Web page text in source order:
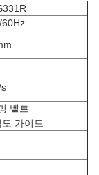
60Hz
벨트
가이드